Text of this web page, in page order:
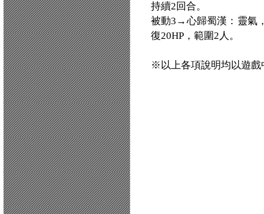
持續2回合。
被動3→心歸蜀漢：靈氣
復20HP，範圍2人。
※以上各項說明均以遊戲